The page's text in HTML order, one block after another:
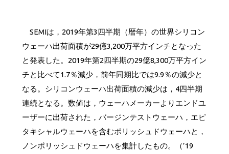
SEMIは，2019年第3四半期（暦年）の世界シリコン
ウェーハ出荷面積が29億3,200万平方インチとなった
と発表した。2019年第2四半期の29億8,300万平方イン
チと比べて1.7％減少，前年同期比では9.9％の減少と
なる。シリコンウェーハ出荷面積の減少は，4四半期
連続となる。数値は，ウェーハメーカーよりエンドユ
ーザーに出荷された，バージンテストウェーハ，エピ
タキシャルウェーハを含むポリッシュドウェーハと，
ノンポリッシュドウェーハを集計したもの。（’19